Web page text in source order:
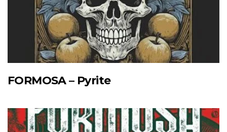
FORMOSA – Pyrite